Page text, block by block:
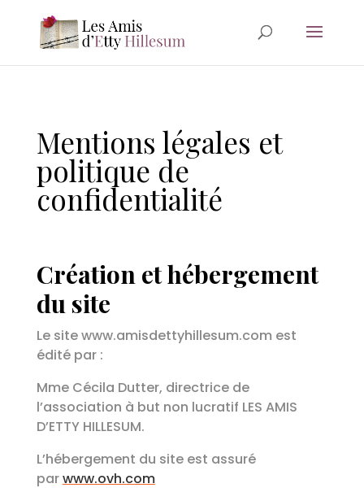
Mentions légales et
politique de
confidentialité
Création et hébergement
du site
Le site www.amisdettyhillesum.com est
édité par :
Mme Cécila Dutter, directrice de
l’association à but non lucratif LES AMIS
D’ETTY HILLESUM.
L’hébergement du site est assuré
parwww.ovh.com